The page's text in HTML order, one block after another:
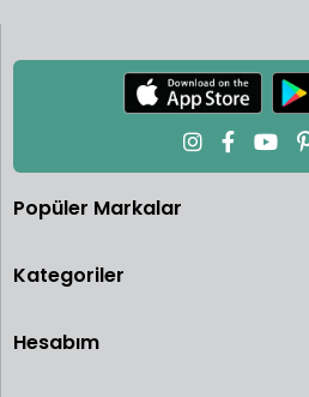
Popüler Markalar
Kategoriler
Hesabım